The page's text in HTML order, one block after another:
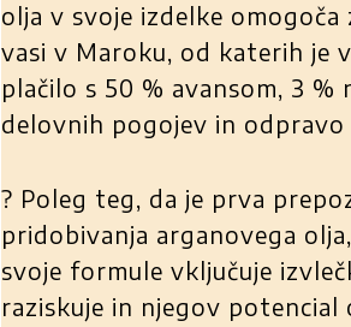
olja v svoje izdelke
vasi v Maroku, od katerih je
plačilo s 50 % avansom, 3 %
delovnih pogojev in odpravo
? Poleg teg, da je prva
pridobivanja arganovega
svoje formule vključuje
raziskuje in njegov